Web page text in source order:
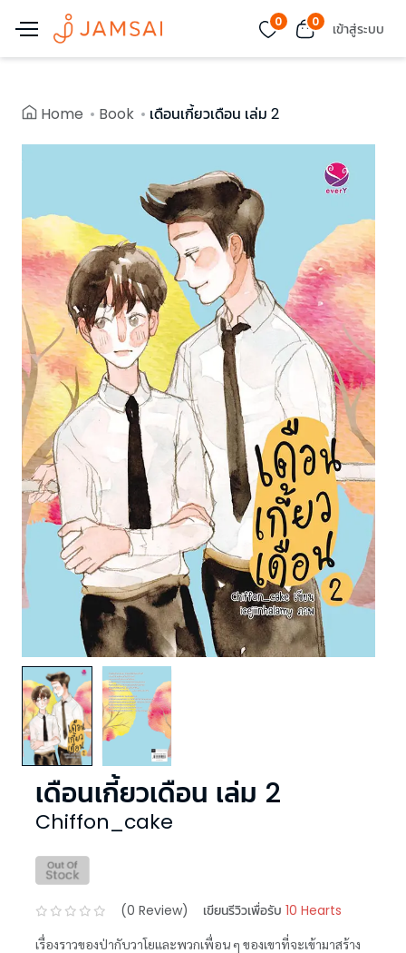
0 0 เข้าสู่ระบบ
Home Book เดือนเกี้ยวเดือน เล่ม 2
เดือนเกี้ยวเดือน เล่ม 2
Chiffon_cake
(0 Review) เขียนรีวิวเพื่อรับ 10 Hearts
เรื่องราวของป่ากับวาโยและพวกเพื่อน ๆ ของเขาที่จะเข้ามาสร้าง